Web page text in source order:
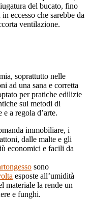
del bucato, fino
eccesso che sarebbe da
ventilazione.
soprattutto nelle
ad una sana e corretta
per pratiche edilizie
sui metodi di
a regola d’arte.
immobiliare, i
dalle malte e gli
economici e facili da
sono
esposte all’umidità
materiale la rende un
e funghi.